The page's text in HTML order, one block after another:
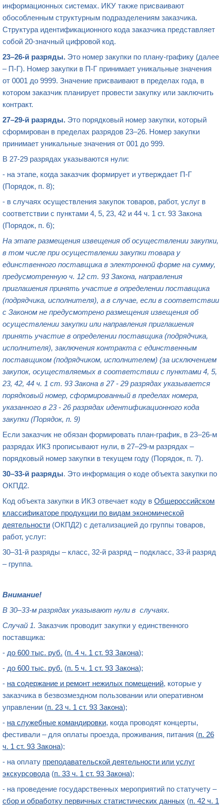
информационных системах. ИКУ также присваивают
обособленным структурным подразделениям заказчика.
Структура идентификационного кода заказчика представляет
собой 20-значный цифровой код.
23–26-й разряды. Это номер закупки по плану-графику (далее
– П-Г). Номер закупки в П-Г принимает уникальные значения
от 0001 до 9999. Значение присваивают в пределах года, в
котором заказчик планирует провести закупку или заключить
контракт.
27–29-й разряды. Это порядковый номер закупки, который
сформирован в пределах разрядов 23–26. Номер закупки
принимает уникальные значения от 001 до 999.
В 27-29 разрядах указываются нули:
- на этапе, когда заказчик формирует и утверждает П-Г
(Порядок, п. 8);
- в случаях осуществления закупок товаров, работ, услуг в
соответствии с пунктами 4, 5, 23, 42 и 44 ч. 1 ст. 93 Закона
(Порядок, п. 6);
На этапе размещения извещения об осуществлении закупки,
в том числе при осуществлении закупки товара у
единственного поставщика в электронной форме на сумму,
предусмотренную ч. 12 ст. 93 Закона, направления
приглашения принять участие в определении поставщика
(подрядчика, исполнителя), а в случае, если в соответствии
с Законом не предусмотрено размещения извещения об
осуществлении закупки или направления приглашения
принять участие в определении поставщика (подрядчика,
исполнителя), заключения контракта с единственным
поставщиком (подрядчиком, исполнителем) (за исключением
закупок, осуществляемых в соответствии с пунктами 4, 5,
23, 42, 44 ч. 1 ст. 93 Закона в 27 - 29 разрядах указывается
порядковый номер, сформированный в пределах номера,
указанного в 23 - 26 разрядах идентификационного кода
закупки (Порядок, п. 9)
Если заказчик не обязан формировать план-график, в 23–26-м
разрядах ИКЗ прописывают нули, в 27–29-м разрядах –
порядковый номер закупки в текущем году (Порядок, п. 7).
30–33-й разряды. Это информация о коде объекта закупки по
ОКПД2.
Код объекта закупки в ИКЗ отвечает коду в Общероссийском
классификаторе продукции по видам экономической
деятельности (ОКПД2) с детализацией до группы товаров,
работ, услуг:
30–31-й разряды – класс, 32-й разряд – подкласс, 33-й разряд
– группа.
Внимание!
В 30–33-м разрядах указывают нули в случаях.
Случай 1. Заказчик проводит закупки у единственного
поставщика:
- до 600 тыс. руб. (п. 4 ч. 1 ст. 93 Закона);
- до 600 тыс. руб. (п. 5 ч. 1 ст. 93 Закона);
- на содержание и ремонт нежилых помещений, которые у
заказчика в безвозмездном пользовании или оперативном
управлении (п. 23 ч. 1 ст. 93 Закона);
- на служебные командировки, когда проводят концерты,
фестивали – для оплаты проезда, проживания, питания (п. 26
ч. 1 ст. 93 Закона);
- на оплату преподавательской деятельности или услуг
экскурсовода (п. 33 ч. 1 ст. 93 Закона);
- на проведение государственных мероприятий по статучету –
сбор и обработку первичных статистических данных (п. 42 ч. 1